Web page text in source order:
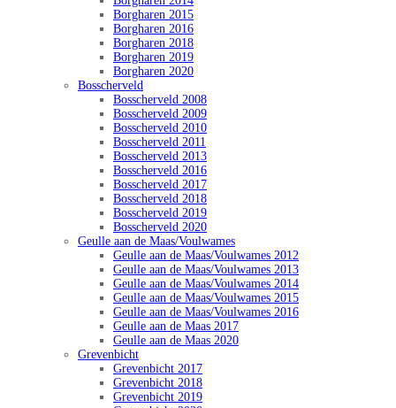
Borgharen 2015
Borgharen 2016
Borgharen 2018
Borgharen 2019
Borgharen 2020
Bosscherveld
Bosscherveld 2008
Bosscherveld 2009
Bosscherveld 2010
Bosscherveld 2011
Bosscherveld 2013
Bosscherveld 2016
Bosscherveld 2017
Bosscherveld 2018
Bosscherveld 2019
Bosscherveld 2020
Geulle aan de Maas/Voulwames
Geulle aan de Maas/Voulwames 2012
Geulle aan de Maas/Voulwames 2013
Geulle aan de Maas/Voulwames 2014
Geulle aan de Maas/Voulwames 2015
Geulle aan de Maas/Voulwames 2016
Geulle aan de Maas 2017
Geulle aan de Maas 2020
Grevenbicht
Grevenbicht 2017
Grevenbicht 2018
Grevenbicht 2019